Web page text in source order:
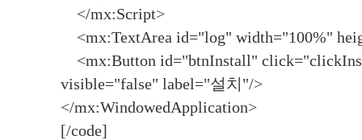
</mx:Script>
<mx:TextArea id="log" width="100%"
<mx:Button id="btnInstall"
visible="false" label="설치"/>
</mx:WindowedApplication>
[/code]